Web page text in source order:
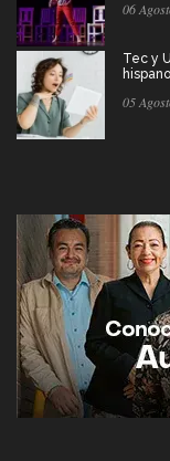
06
Tec y
05